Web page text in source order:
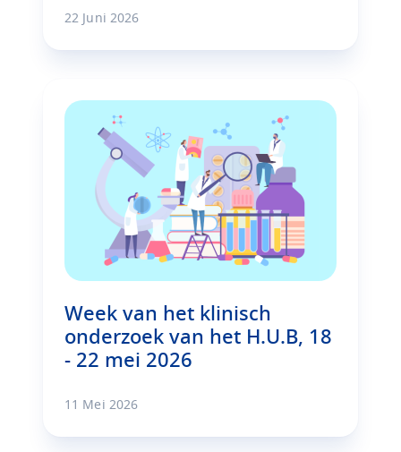
22 Juni 2026
Week van het klinisch
onderzoek van het H.U.B, 18
- 22 mei 2026
11 Mei 2026